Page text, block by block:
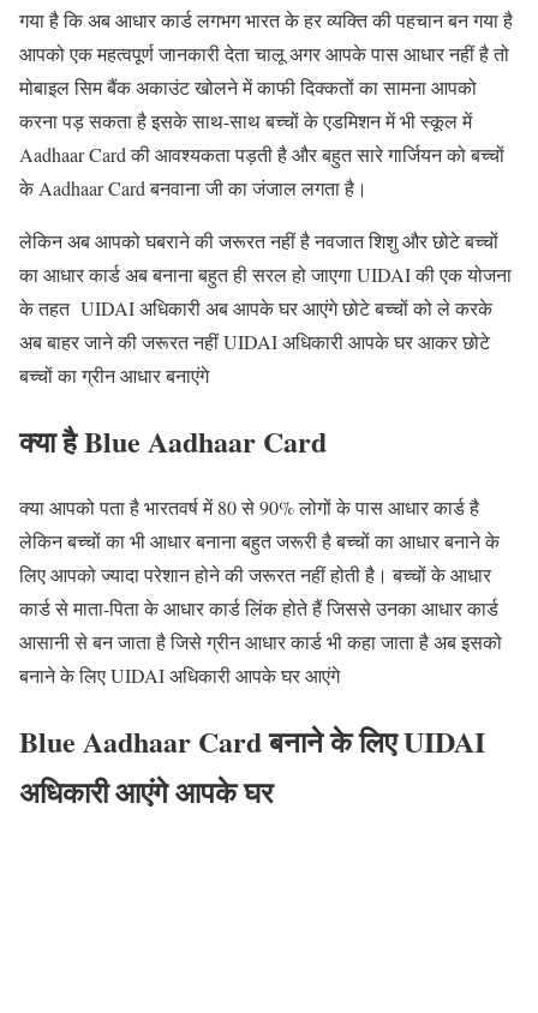
गया है कि अब आधार कार्ड लगभग भारत के हर व्यक्ति की पहचान बन गया है
आपको एक महत्वपूर्ण जानकारी देता चालू अगर आपके पास आधार नहीं है तो
मोबाइल सिम बैंक अकाउंट खोलने में काफी दिक्कतों का सामना आपको
करना पड़ सकता है इसके साथ-साथ बच्चों के एडमिशन में भी स्कूल में
Aadhaar Card की आवश्यकता पड़ती है और बहुत सारे गार्जियन को बच्चों
के Aadhaar Card बनवाना जी का जंजाल लगता है।
लेकिन अब आपको घबराने की जरूरत नहीं है नवजात शिशु और छोटे बच्चों
का आधार कार्ड अब बनाना बहुत ही सरल हो जाएगा UIDAI की एक योजना
के तहत UIDAI अधिकारी अब आपके घर आएंगे छोटे बच्चों को ले करके
अब बाहर जाने की जरूरत नहीं UIDAI अधिकारी आपके घर आकर छोटे
बच्चों का ग्रीन आधार बनाएंगे
क्या है Blue Aadhaar Card
क्या आपको पता है भारतवर्ष में 80 से 90% लोगों के पास आधार कार्ड है
लेकिन बच्चों का भी आधार बनाना बहुत जरूरी है बच्चों का आधार बनाने के
लिए आपको ज्यादा परेशान होने की जरूरत नहीं होती है। बच्चों के आधार
कार्ड से माता-पिता के आधार कार्ड लिंक होते हैं जिससे उनका आधार कार्ड
आसानी से बन जाता है जिसे ग्रीन आधार कार्ड भी कहा जाता है अब इसको
बनाने के लिए UIDAI अधिकारी आपके घर आएंगे
Blue Aadhaar Card बनाने के लिए UIDAI
अधिकारी आएंगे आपके घर